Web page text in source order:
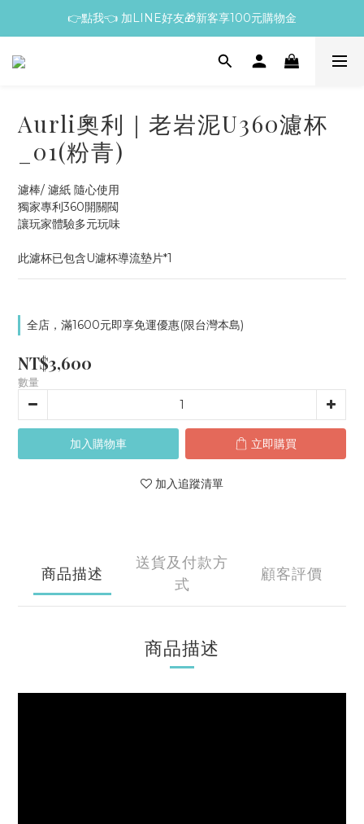
👉點我👈 加LINE好友🎁新客享100元購物金
Aurli奧利｜老岩泥U360濾杯
_01(粉青)
濾棒/ 濾紙 隨心使用
獨家專利360開關閥
讓玩家體驗多元玩味
此濾杯已包含U濾杯導流墊片*1
全店，滿1600元即享免運優惠(限台灣本島)
NT$3,600
數量
加入購物車 立即購買
加入追蹤清單
商品描述
送貨及付款方
式
顧客評價
商品描述